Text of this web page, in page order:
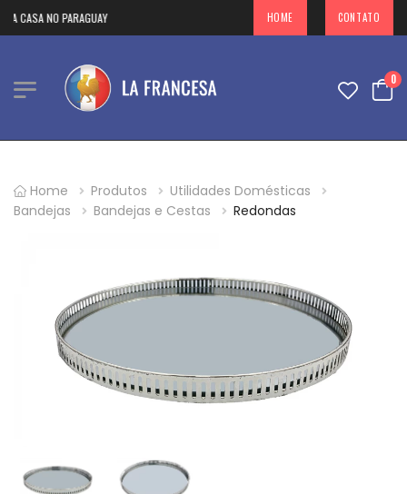
CASA NO PARAGUAY HOME CONTATO
0
Home Produtos
Utilidades Domésticas
Bandejas
Bandejas e Cestas Redondas